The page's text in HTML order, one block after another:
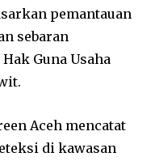
pemantauan
sebaran
Guna Usaha
Aceh mencatat
di kawasan